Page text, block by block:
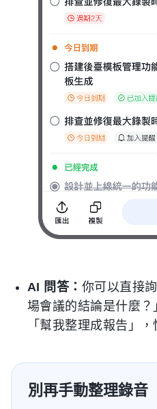
AI 問答： 你可以直接
場會議的結論是什麼？
「幫我整理成報告」
別再手動整理錄音